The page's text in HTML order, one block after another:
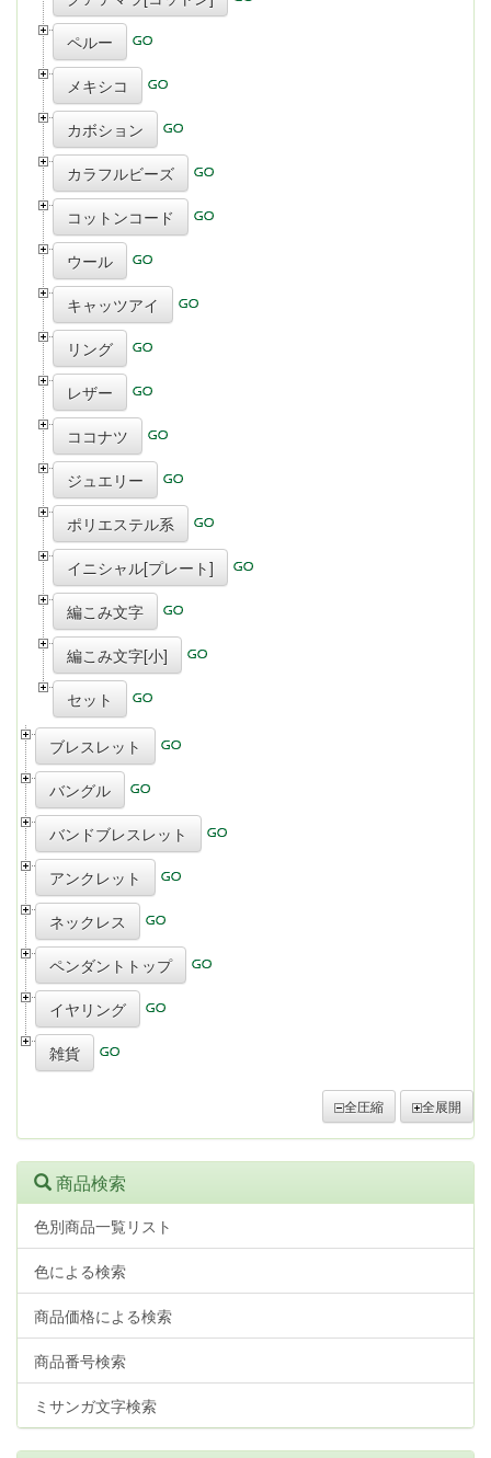
ペルー
メキシコ
カボション
カラフルビーズ
コットンコード
ウール
キャッツアイ
リング
レザー
ココナツ
ジュエリー
ポリエステル系
イニシャル[プレート]
編こみ文字
編こみ文字[小]
セット
ブレスレット
バングル
バンドブレスレット
アンクレット
ネックレス
ペンダントトップ
イヤリング
雑貨
全圧縮 全展開
商品検索
色別商品一覧リスト
色による検索
商品価格による検索
商品番号検索
ミサンガ文字検索